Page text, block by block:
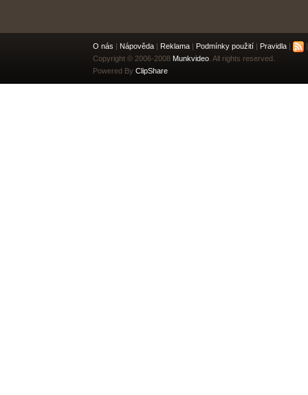
O nás | Nápověda | Reklama | Podmínky použití | Pravidla |
Copyright © 2006-2008 Munkvideo . All rights reserved.
Powered By ClipShare